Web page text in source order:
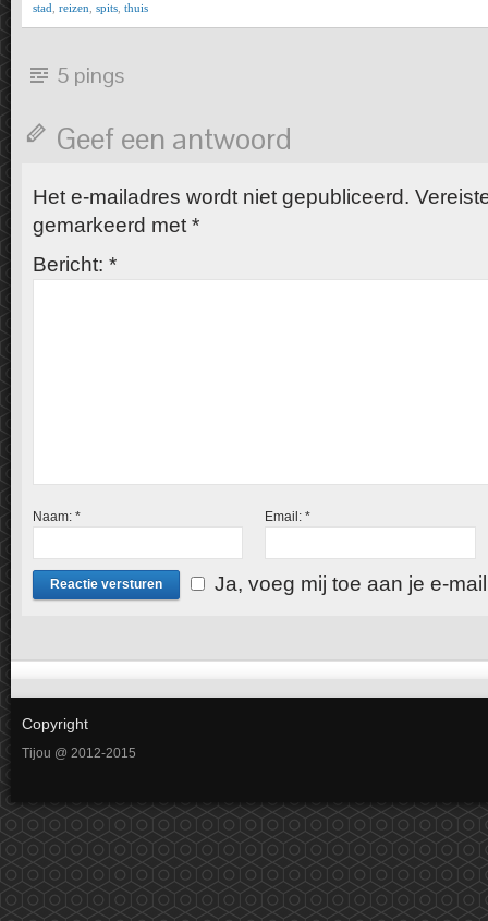
stad reizen spits thuis
5 pings
Geef een antwoord
Het e-mailadres wordt niet gepubliceerd.
gemarkeerd met *
Bericht: *
Naam: * Email:*
Ja, voeg mij toe aan je e-
Copyright
Tijou @ 2012-2015